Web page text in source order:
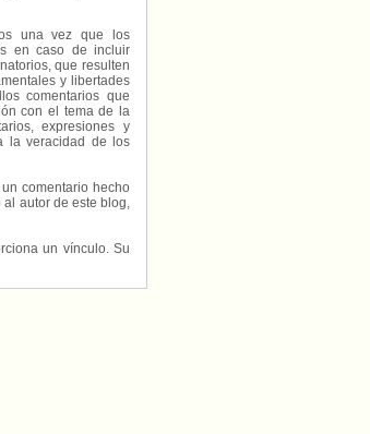
una vez que los
en caso de incluir
que resulten
y libertades
comentarios que
con el tema de la
expresiones y
la veracidad de los
comentario hecho
autor de este blog,
un vínculo. Su